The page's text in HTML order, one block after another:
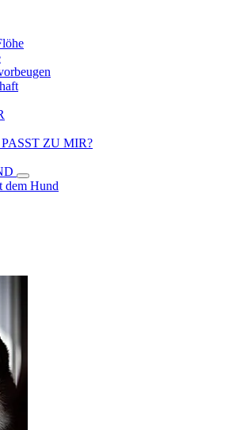
ZU MIR?
dem Hund